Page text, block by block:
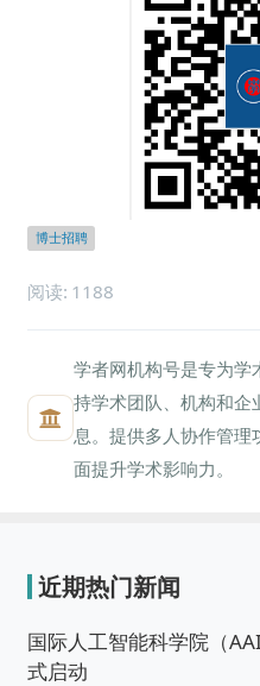
博士招聘
阅读: 1188
学者网机构号是专为学
持学术团队、机构和企
息。提供多人协作管理
面提升学术影响力。
近期热门新闻
国际人工智能科学院（
式启动